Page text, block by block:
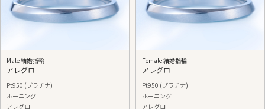
Male 結婚指輪
アレグロ
Pt950 (プラチナ)
ホーニング
アレグロ
Female 結婚指輪
アレグロ
Pt950 (プラチナ)
ホーニング
アレグロ